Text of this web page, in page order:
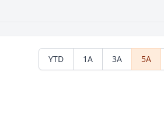
YTD 1A 3A 5A